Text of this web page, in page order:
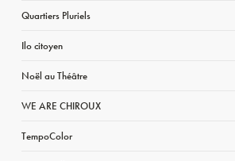
Quartiers Pluriels
Ilo citoyen
Noël au Théâtre
WE ARE CHIROUX
TempoColor